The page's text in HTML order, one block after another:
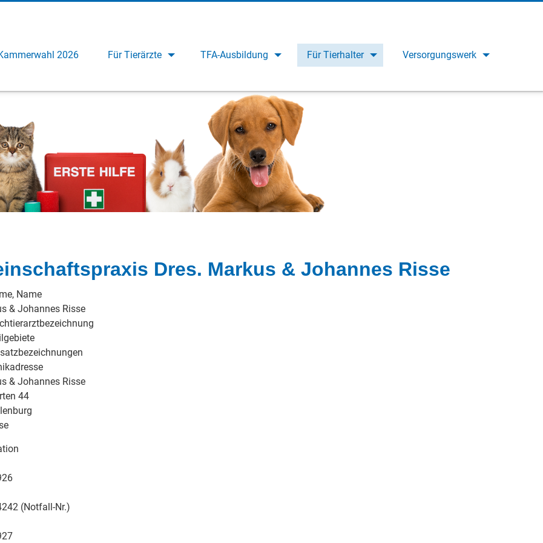
2026 Für Tierärzte TFA-Ausbildung Für Tierhalter Versorgungswerk
Dres. Markus & Johannes Risse
Name
& Johannes Risse
& Johannes Risse
44
(Notfall-Nr.)